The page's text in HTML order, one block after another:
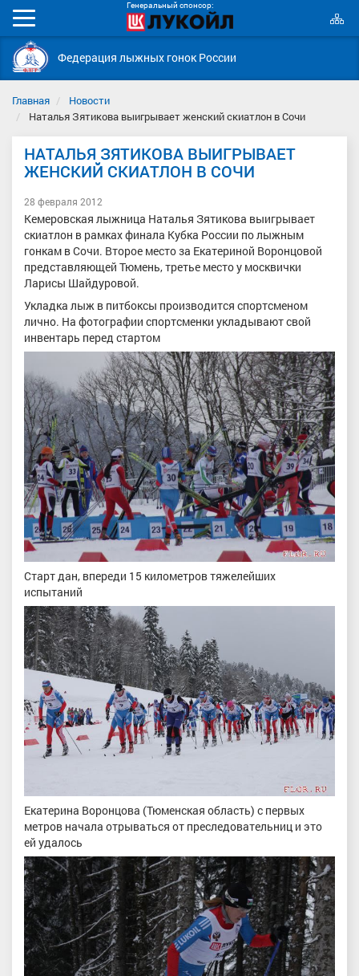
Генеральный спонсор:
Мобильное
меню
Федерация лыжных гонок России
Главная
Новости
Наталья Зятикова выигрывает женский скиатлон в Сочи
НАТАЛЬЯ ЗЯТИКОВА ВЫИГРЫВАЕТ
ЖЕНСКИЙ СКИАТЛОН В СОЧИ
28 февраля 2012
Кемеровская лыжница Наталья Зятикова выигрывает
скиатлон в рамках финала Кубка России по лыжным
гонкам в Сочи. Второе место за Екатериной Воронцовой
представляющей Тюмень, третье место у москвички
Ларисы Шайдуровой.
Укладка лыж в питбоксы производится спортсменом
лично. На фотографии спортсменки укладывают свой
инвентарь перед стартом
Старт дан, впереди 15 километров тяжелейших
испытаний
Екатерина Воронцова (Тюменская область) с первых
метров начала отрываться от преследовательниц и это
ей удалось